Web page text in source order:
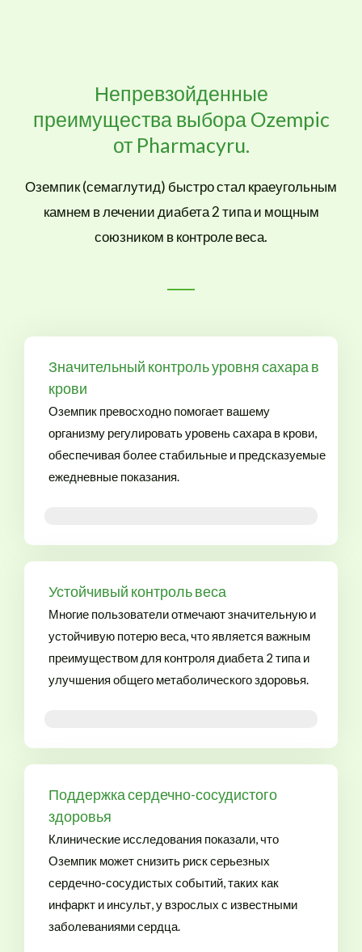
Непревзойденные
преимущества выбора Ozempic
от Pharmacyru.
Оземпик (семаглутид) быстро стал краеугольным
камнем в лечении диабета 2 типа и мощным
союзником в контроле веса.
Значительный контроль уровня сахара в
крови
Оземпик превосходно помогает вашему
организму регулировать уровень сахара в крови,
обеспечивая более стабильные и предсказуемые
ежедневные показания.
Устойчивый контроль веса
Многие пользователи отмечают значительную и
устойчивую потерю веса, что является важным
преимуществом для контроля диабета 2 типа и
улучшения общего метаболического здоровья.
Поддержка сердечно-сосудистого
здоровья
Клинические исследования показали, что
Оземпик может снизить риск серьезных
сердечно-сосудистых событий, таких как
инфаркт и инсульт, у взрослых с известными
заболеваниями сердца.